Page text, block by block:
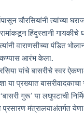
चौरसियांनी त्यांच्या
हिंदुस्तानी गायकीचे
वाराणसीच्या पंडित
आरंभ केला.
यांचे बासरीचे स्वर
या प्रख्यात बासरीवादकाचा
गुरू’ या लघुपटाची
प्रसारण मंत्रालयाअंतर्गत